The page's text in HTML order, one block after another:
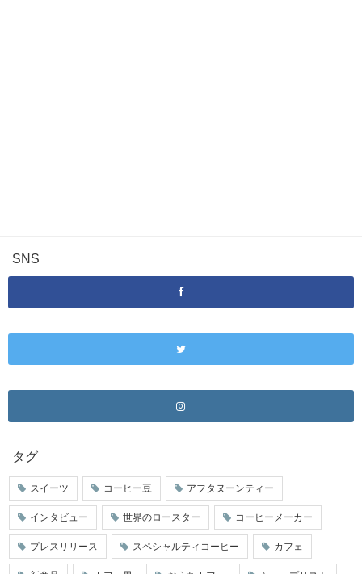
SNS
タグ
スイーツ コーヒー豆 アフタヌーンティー
インタビュー 世界のロースター コーヒーメーカー
プレスリリース スペシャルティコーヒー カフェ